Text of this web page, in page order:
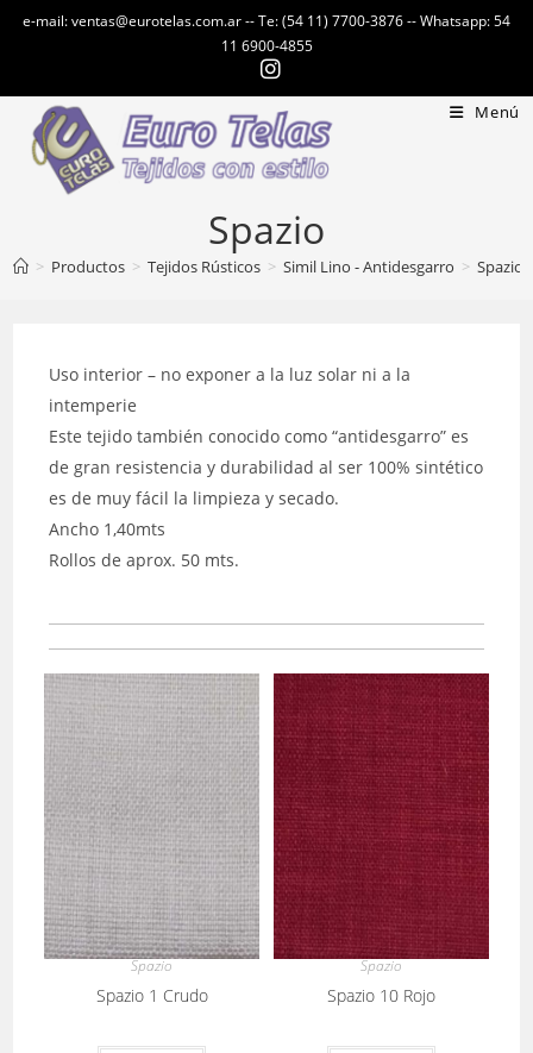
e-mail: ventas@eurotelas.com.ar -- Te: (54 11) 7700-3876 -- Whatsapp: 54
11 6900-4855
Menú
Spazio
> Productos > Tejidos Rústicos > Simil Lino - Antidesgarro > Spazio
Uso interior – no exponer a la luz solar ni a la
intemperie
Este tejido también conocido como “antidesgarro” es
de gran resistencia y durabilidad al ser 100% sintético
es de muy fácil la limpieza y secado.
Ancho 1,40mts
Rollos de aprox. 50 mts.
Spazio
Spazio 1 Crudo
Spazio
Spazio 10 Rojo